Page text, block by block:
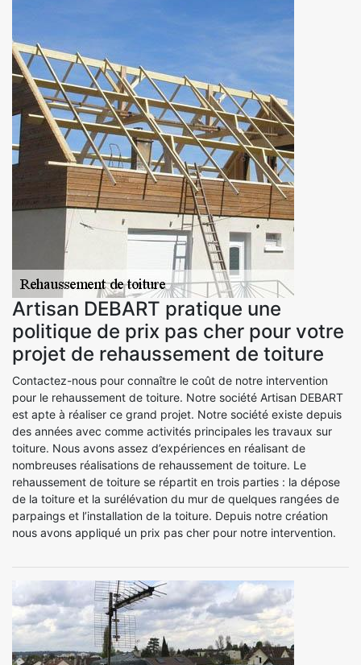
Artisan DEBART pratique une
politique de prix pas cher pour votre
projet de rehaussement de toiture
Contactez-nous pour connaître le coût de notre intervention
pour le rehaussement de toiture. Notre société Artisan DEBART
est apte à réaliser ce grand projet. Notre société existe depuis
des années avec comme activités principales les travaux sur
toiture. Nous avons assez d’expériences en réalisant de
nombreuses réalisations de rehaussement de toiture. Le
rehaussement de toiture se répartit en trois parties : la dépose
de la toiture et la surélévation du mur de quelques rangées de
parpaings et l’installation de la toiture. Depuis notre création
nous avons appliqué un prix pas cher pour notre intervention.